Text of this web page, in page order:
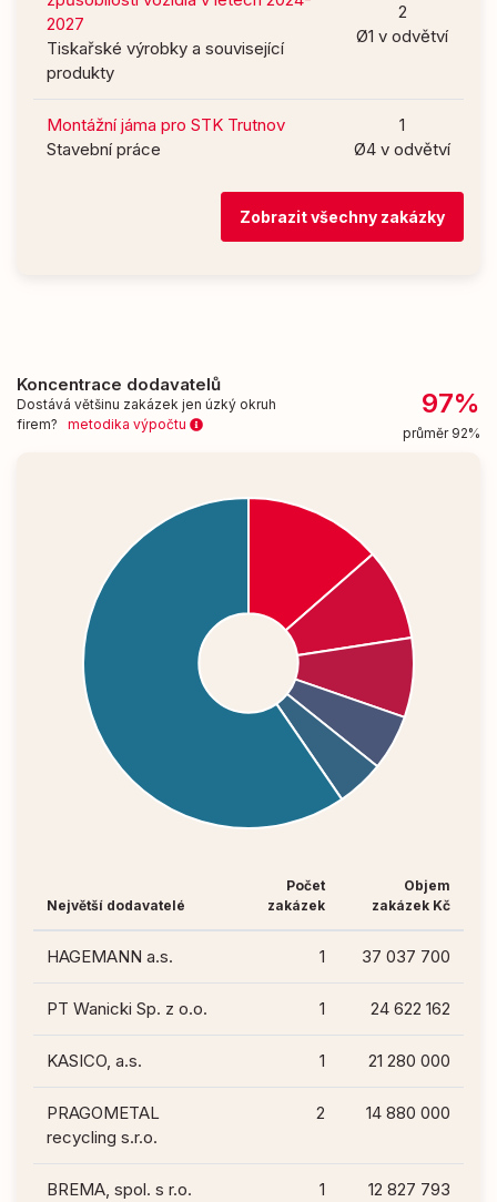
2027
Tiskařské výrobky a související
produkty
2
Ø1 v odvětví
Montážní jáma pro STK Trutnov
Stavební práce
1
Ø4 v odvětví
Zobrazit všechny zakázky
Koncentrace dodavatelů
Dostává většinu zakázek jen úzký okruh
firem? metodika výpočtu
97%
průměr 92%
Největší dodavatelé
Počet
zakázek
Objem
zakázek Kč
HAGEMANN a.s. 1 37 037 700
PT Wanicki Sp. z o.o. 1 24 622 162
KASICO, a.s. 1 21 280 000
PRAGOMETAL
recycling s.r.o.
2 14 880 000
BREMA, spol. s r.o. 1 12 827 793